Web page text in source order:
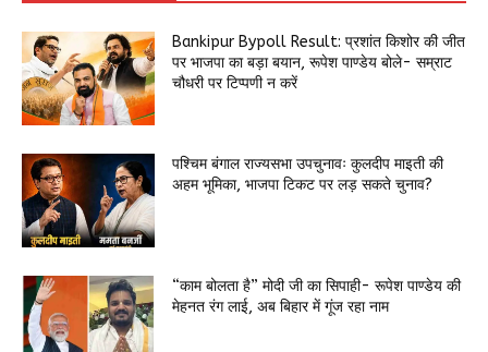
Bankipur Bypoll Result: प्रशांत किशोर की जीत
पर भाजपा का बड़ा बयान, रूपेश पाण्डेय बोले- सम्राट
चौधरी पर टिप्पणी न करें
पश्चिम बंगाल राज्यसभा उपचुनावः कुलदीप माइती की
अहम भूमिका, भाजपा टिकट पर लड़ सकते चुनाव?
“काम बोलता है” मोदी जी का सिपाही- रूपेश पाण्डेय की
मेहनत रंग लाई, अब बिहार में गूंज रहा नाम